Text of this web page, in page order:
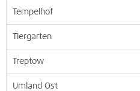
Tempelhof
Tiergarten
Treptow
Umland Ost